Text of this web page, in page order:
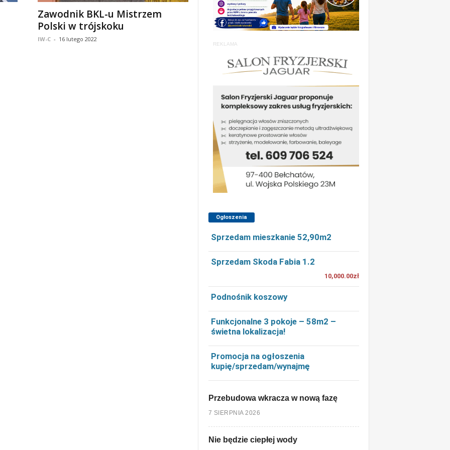
Zawodnik BKL-u Mistrzem
Polski w trójskoku
IW-C - 16 lutego 2022
REKLAMA
Ogłoszenia
Sprzedam mieszkanie 52,90m2
Sprzedam Skoda Fabia 1.2
10,000.00zł
Podnośnik koszowy
Funkcjonalne 3 pokoje – 58m2 –
świetna lokalizacja!
Promocja na ogłoszenia
kupię/sprzedam/wynajmę
Przebudowa wkracza w nową fazę
7 SIERPNIA 2026
Nie będzie ciepłej wody